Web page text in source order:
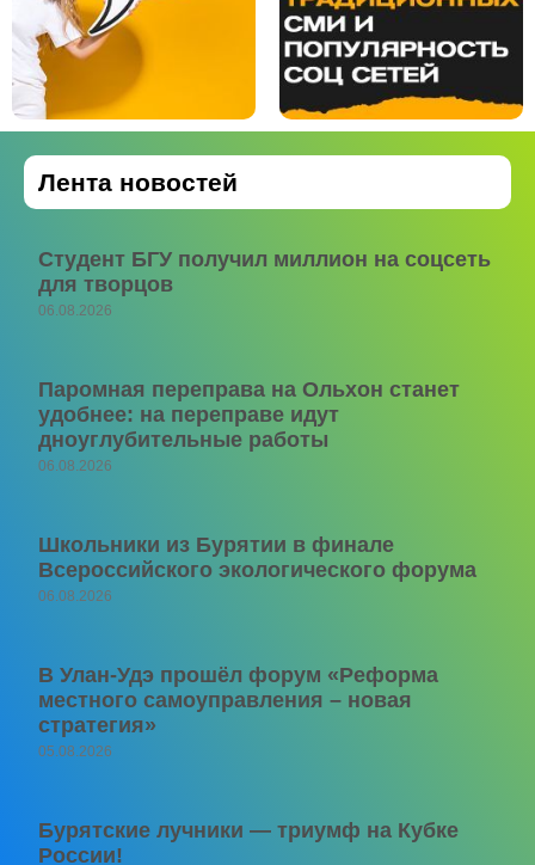
Лента новостей
Студент БГУ получил миллион на соцсеть
для творцов
06.08.2026
Паромная переправа на Ольхон станет
удобнее: на переправе идут
дноуглубительные работы
06.08.2026
Школьники из Бурятии в финале
Всероссийского экологического форума
06.08.2026
В Улан-Удэ прошёл форум «Реформа
местного самоуправления – новая
стратегия»
05.08.2026
Бурятские лучники — триумф на Кубке
России!